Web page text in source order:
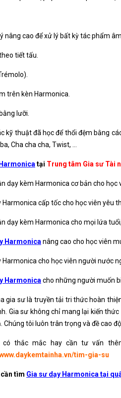
nâng cao để xử lý bất kỳ tác phẩm
tiết tấu.
trên kèn Harmonica.
lưỡi.
kỹ thuật đã học để thổi đệm bằng
Cha cha cha, Twist, …
tại Trung tâm Gia sư Tài
dạy kèm Harmonica cơ bản cho học
Harmonica cấp tốc cho học viên yêu
dạy kèm Harmonica cho mọi lứa
Harmonica nâng cao cho học viên
Harmonica cho học viên người nước
Harmonica cho những người muốn
gia sư là truyền tải tri thức hoàn
Gia sư không chỉ mang lại kiến
Chúng tôi luôn trân trọng và đề cao
có thắc mắc hay cần tư vấn
tim-gia-su
tìm Gia sư dạy Harmonica tại